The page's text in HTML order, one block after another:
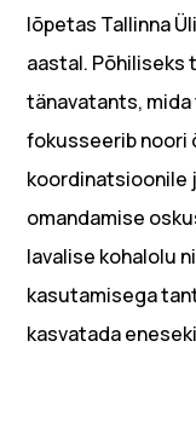
lõpetas Tallinna
aastal.
tänavatants,
fokusseerib noori
koordinatsioonile
omandamise
lavalise kohalolu
kasutamisega
kasvatada